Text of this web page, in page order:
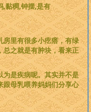
,黏稠,钟摆,是有
房里有很多小疙瘩，有绿
总之就是有肿块，看来正
为是疾病呢。其实并不是
跟母乳喂养妈妈们分享心